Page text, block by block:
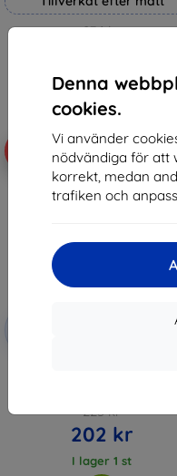
Denna
cookies.
Vi använder
nödvändiga för att
korrekt, medan
trafiken och
236 kr
I lager > 5 st
EXTRA10
225 kr
202 kr
I lager 1 st